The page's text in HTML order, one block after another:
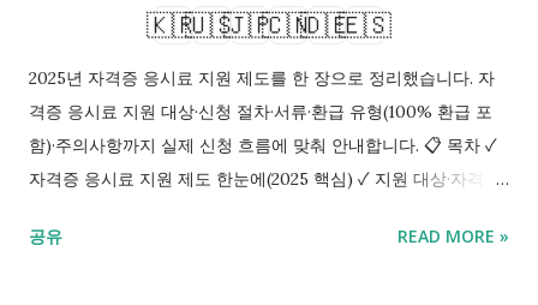
월 문제풀이, 5~6개월 모의+실무 포트폴리오. 한 문장 자기소개
🇰🇷🇺🇸🇯🇵🇨🇳🇩🇪🇪🇸
2025년 자격증 응시료 지원 제도를 한 장으로 정리했습니다. 자
격증 응시료 지원 대상·신청 절차·서류·환급 유형(100% 환급 포
함)·주의사항까지 실제 신청 흐름에 맞춰 안내합니다. 📋 목차 ✓
자격증 응시료 지원 제도 한눈에(2025 핵심) ✓ 지원 대상·자격요
시료 지원 범위·한도·예산: 계산과 사례 ✓ 자주 틀리는 함정·환급
공유 READ MORE »